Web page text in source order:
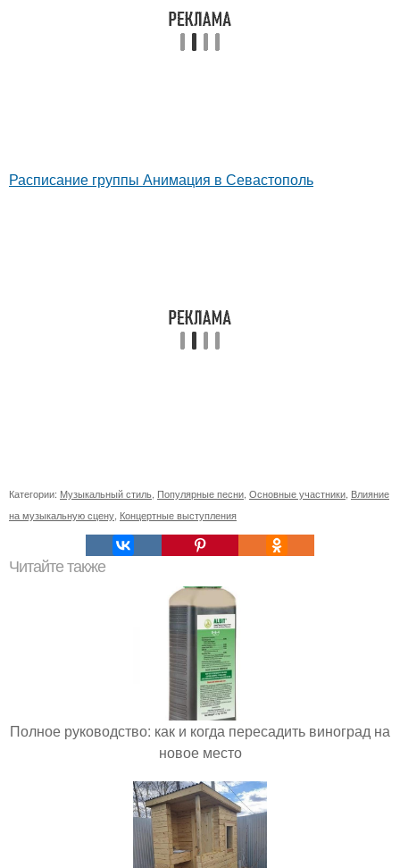
Расписание группы Анимация в Севастополь
Категории: Музыкальный стиль Популярные песни Основные участники Влияние
на музыкальную сцену Концертные выступления
Читайте также
Полное руководство: как и когда пересадить виноград на
новое место